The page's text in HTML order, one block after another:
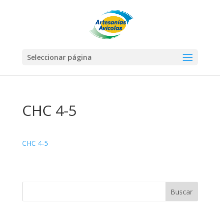
Seleccionar página
CHC 4-5
CHC 4-5